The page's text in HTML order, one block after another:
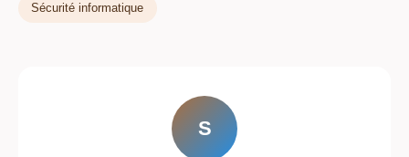
Sécurité informatique
S